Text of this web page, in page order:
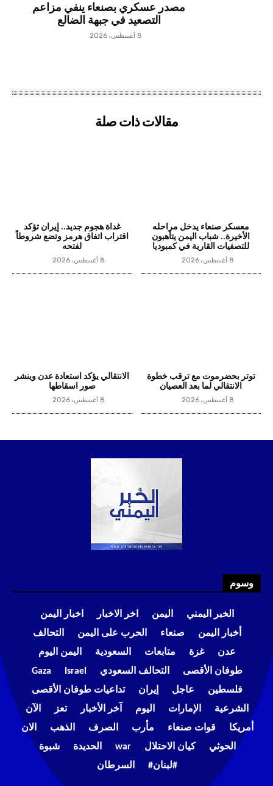
وسوم
الخبر اليمني اليمن اخر الاخبار
اخبار اليمن
أخبار اليمن
صنعاء الحرب على اليمن
التحالف
عدن
غزة متابعات السعودية
اليمن اليوم
طوفان الأقصى
التحالف السعودي Israel
Gaza
فلسطين
عاجل إيران
تداعيات طوفان الأقصى
الشرعية
الإمارات اليوم آخر الأخبار تعز
الآن
أمريكا
قوات صنعاء مأرب الصرف الذهب
الان
الحوثي
كيان الاحتلال war الحديدة
شبوة
#لبنان#
السرطان